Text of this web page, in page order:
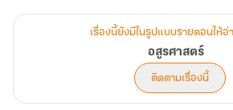
เรื่องนี้ยังมีในรูปแบบรายตอนให้อ่
อสูรศาสตร์
ติดตามเรื่องนี้